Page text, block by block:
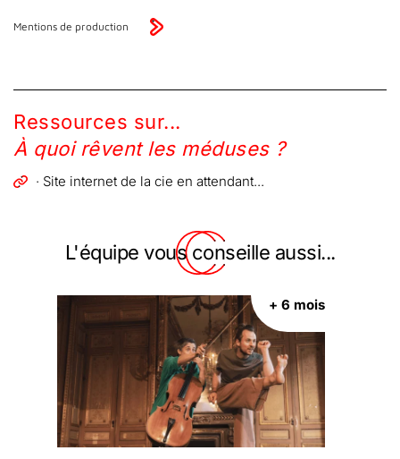
Mentions de production
Ressources sur...
À quoi rêvent les méduses ?
· Site internet de la cie en attendant...
L'équipe vous conseille aussi...
+ 6 mois